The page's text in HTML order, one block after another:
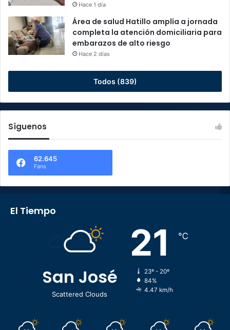
Hace 1 día
Área de salud Hatillo amplía a jornada
completa la atención domiciliaria para
embarazos de alto riesgo
Hace 2 días
Todos (839)
Síguenos
62.645
Fans
El Tiempo
San José
Scattered Clouds
21 ℃
23º - 20º
84%
4.47 km/h